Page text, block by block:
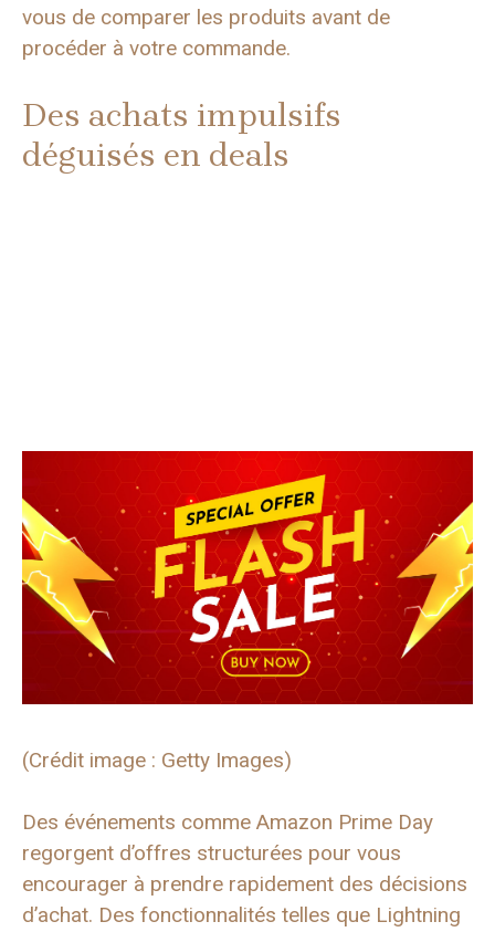
vous de comparer les produits avant de
procéder à votre commande.
Des achats impulsifs
déguisés en deals
(Crédit image : Getty Images)
Des événements comme Amazon Prime Day
regorgent d’offres structurées pour vous
encourager à prendre rapidement des décisions
d’achat. Des fonctionnalités telles que Lightning